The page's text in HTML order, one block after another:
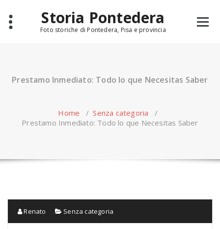
content
Storia Pontedera
Foto storiche di Pontedera, Pisa e provincia
Prestamo Inmediato: Todo lo que Necesitas Saber
Home /Senza categoria /
Prestamo Inmediato: Todo lo que Necesitas Saber
Renato Senza categoria